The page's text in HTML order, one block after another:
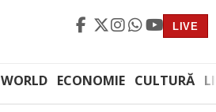
LIVE
WORLD ECONOMIE CULTURĂ